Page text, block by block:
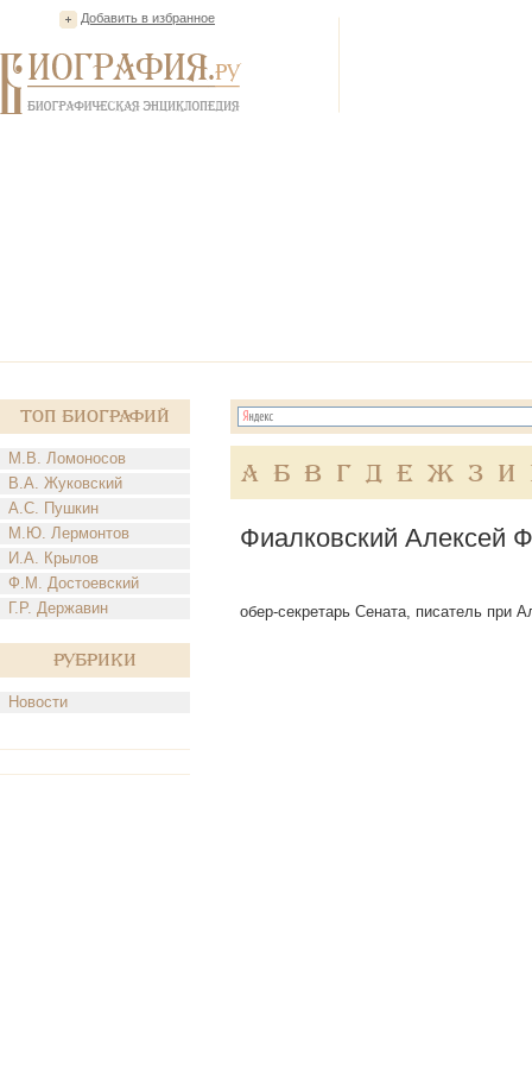
Добавить в избранное
Топ Биографий
М.В. Ломоносов
В.А. Жуковский
А.С. Пушкин
М.Ю. Лермонтов
И.А. Крылов
Ф.М. Достоевский
Г.Р. Державин
Рубрики
Новости
А Б В Г Д Е Ж З И
Фиалковский Алексей
обер-секретарь Сената, писатель при